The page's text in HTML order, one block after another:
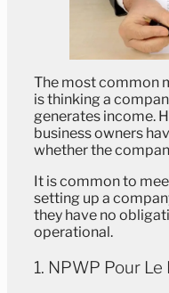
The most common
is thinking a
generates income.
business owners
whether the
It is common to
setting up a
they have no
operational.
1. NPWP Pour